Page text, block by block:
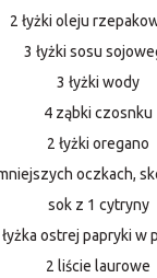
2 łyżki oleju
3 łyżki sosu
3 łyżki wody
4 ząbki czosnku
2 łyżki oregano
oczkach,
sok z 1 cytryny
łyżka ostrej papryki w
2 liście laurowe